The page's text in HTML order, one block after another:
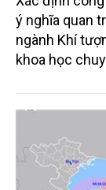
ý nghĩa quan
ngành Khí
khoa học
dụng kết quả
thủy văn
thông tin dữ
nhân dân